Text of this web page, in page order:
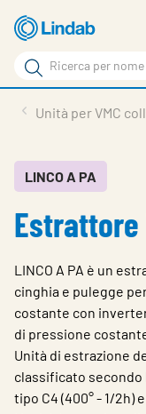
Vai
contenuto
principale
Cerca
Cerca
Soluzioni
Downloads
Contatti
Lavora con noi
Choose languge
Italy
Unità per VMC
LINCO A PA
Estrattore
LINCO A PA è un
cinghia e pulegge
costante con
di pressione
Unità di estrazione
classificato secondo
tipo C4 (400° - 1/2h)